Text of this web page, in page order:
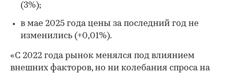
(3%);
в мае 2025 года цены за последний год не
изменились (+0,01%).
«С 2022 года рынок менялся под влиянием
внешних факторов, но ни колебания спроса на